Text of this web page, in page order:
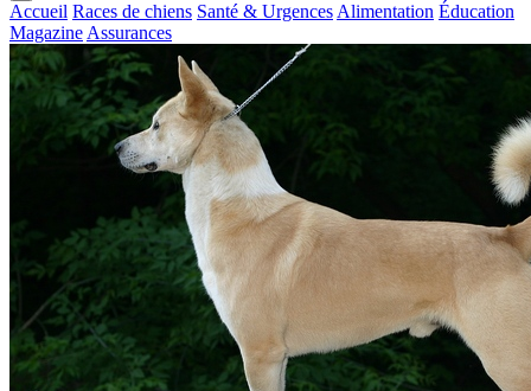
Accueil Races de chiens Santé & Urgences Alimentation Éducation
Magazine Assurances